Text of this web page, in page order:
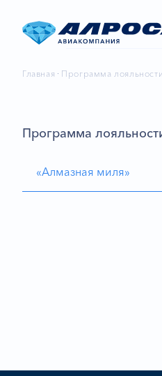
Главная Программа
Программа
«Алмазная миля»